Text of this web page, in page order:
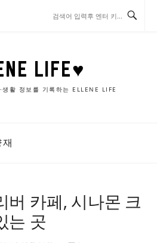
LIFE♥
생활 정보를 기록하는 ELLENE LIFE
버 카페, 시나몬 크
는 곳